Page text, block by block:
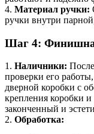
4. Материал ручки:
ручки внутри
Шаг 4:
1. Наличники:
проверки его
дверной коробки с
крепления коробки
законченный и
2. Обработка: